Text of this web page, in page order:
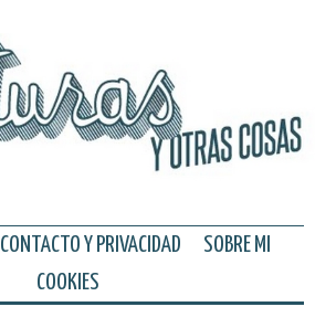
CONTACTO Y PRIVACIDAD
SOBRE MI
COOKIES